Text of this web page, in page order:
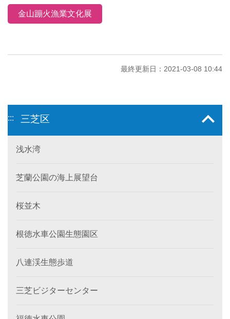
金山蹦火漁業文化展
最終更新日：2021-03-08 10:44
::: 三芝区
浅水湾
芝蘭公園の海上展望台
桜並木
根徳水車公園生態園区
八連渓生態歩道
三芝ビジターセンター